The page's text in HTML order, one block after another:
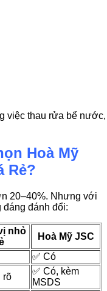
việc thau rửa bể
Hoà Mỹ
Rẻ?
20–40%. Nhưng với
đáng đánh đổi:
nhỏ
Hoà Mỹ JSC
✅ Có
rõ
✅ Có, kèm
MSDS